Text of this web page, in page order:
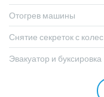
Отогрев машины
Снятие секреток с колес
Эвакуатор и буксировка